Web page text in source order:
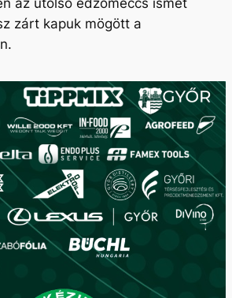
az utolsó edzőmeccs ismét
zárt kapuk mögött a